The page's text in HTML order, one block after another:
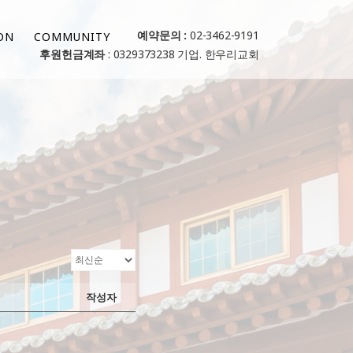
COMMUNITY 예약문의 : 02-3462-9191
후원헌금계좌: 0329373238 기업. 한우리교회
작성자